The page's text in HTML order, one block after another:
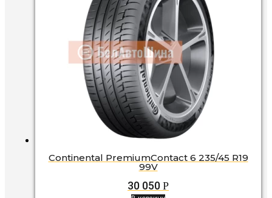
Continental PremiumContact 6 235/45 R19
99V
30 050 Р